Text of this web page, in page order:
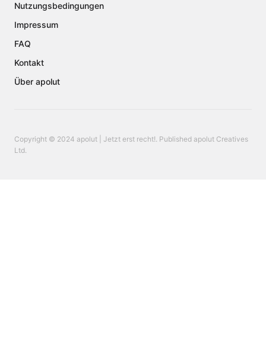
Nutzungsbedingungen
Impressum
FAQ
Kontakt
Über apolut
Copyright © 2024 apolut | Jetzt erst recht!. Published apolut Creatives
Ltd.